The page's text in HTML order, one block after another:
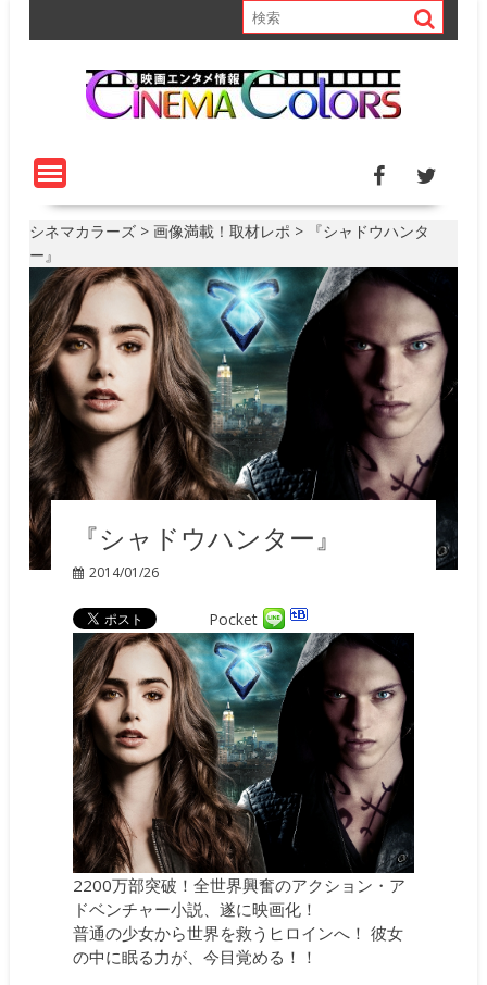
シネマカラーズ >画像満載！取材レポ >
『シャドウハンタ
ー』
『シャドウハンター』
2014/01/26
Pocket
2200万部突破！全世界興奮のアクション・ア
ドベンチャー小説、遂に映画化！
普通の少女から世界を救うヒロインへ！ 彼女
の中に眠る力が、今目覚める！！